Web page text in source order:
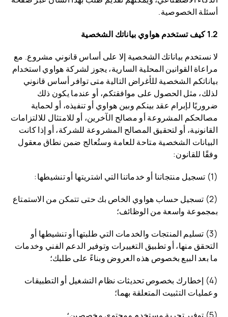
أسئلة الخصوصية.
1.2 كيف تستخدم هواوي بياناتك الشخصية
لا نستخدم بياناتك الشخصية إلا على أساس قانوني مشروع. مع
مراعاة القوانين المحلية السارية، يجوز لشركة هواوي استخدام
بياناتكم الشخصية للأغراض التالية متى توافر أساس قانوني
لذلك، مثل الحصول على موافقتكم، أو عندما يكون ذلك
ضروريًا لإبرام عقد بينكم وبين هواوي أو تنفيذه، أو لحماية
مصالحكم المشروعة أو مصالح الآخرين، أو للامتثال للالتزامات
القانونية، أو لتحقيق المصالح المشروعة للشركة، أو إذا كانت
البيانات الشخصية متاحة للعامة وستُعالج ضمن نطاق معقول
وفقًا للقانون:
(1) تسجيل منتجاتنا أو خدماتنا التي اشتريتها أو تنشيطها:
(2) تسجيل حساب هواوي الخاص بك حتى تتمكن من الاستمتاع
بمجموعة واسعة من الوظائف؛
(3) تسليم المنتجات والخدمات التي طلبتها أو تنشيطها أو
التحقق منها، أو تطبيق التغييرات وتوفير الدعم الفني وخدمات
ما بعد البيع بخصوص هذه العروض وبناءً على طلبك؛
(4) إخطارك بخصوص تحديثات نظام التشغيل أو التطبيقات
وعمليات التثبيت المتعلقة بهما؛